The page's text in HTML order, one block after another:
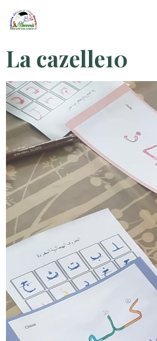
La cazelle10